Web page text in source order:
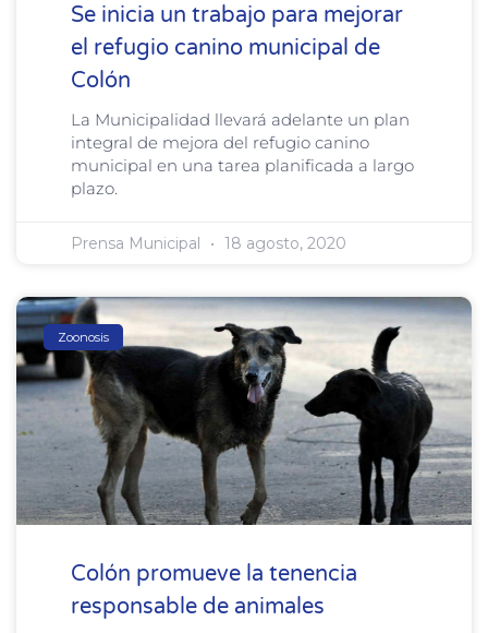
Se inicia un trabajo para mejorar
el refugio canino municipal de
Colón
La Municipalidad llevará adelante un plan
integral de mejora del refugio canino
municipal en una tarea planificada a largo
plazo.
Prensa Municipal 18 agosto, 2020
Zoonosis
Colón promueve la tenencia
responsable de animales